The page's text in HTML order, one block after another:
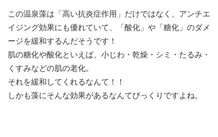
この温泉藻は「高い抗炎症作用」だけではなく、アンチエ
イジング効果にも優れていて、「酸化」や「糖化」のダメ
ージを緩和するんだそうです！
肌の糖化や酸化といえば、小じわ・乾燥・シミ・たるみ・
くすみなどの肌の老化。
それを緩和してくれるなんて！！
しかも藻にそんな効果があるなんてびっくりですよね。